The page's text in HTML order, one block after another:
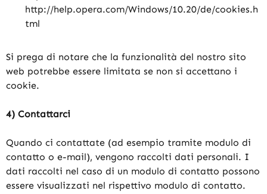
http://help.opera.com/Windows/10.20/de/cookies.h
tml
Si prega di notare che la funzionalità del nostro sito
web potrebbe essere limitata se non si accettano i
cookie.
4) Contattarci
Quando ci contattate (ad esempio tramite modulo di
contatto o e-mail), vengono raccolti dati personali. I
dati raccolti nel caso di un modulo di contatto possono
essere visualizzati nel rispettivo modulo di contatto.